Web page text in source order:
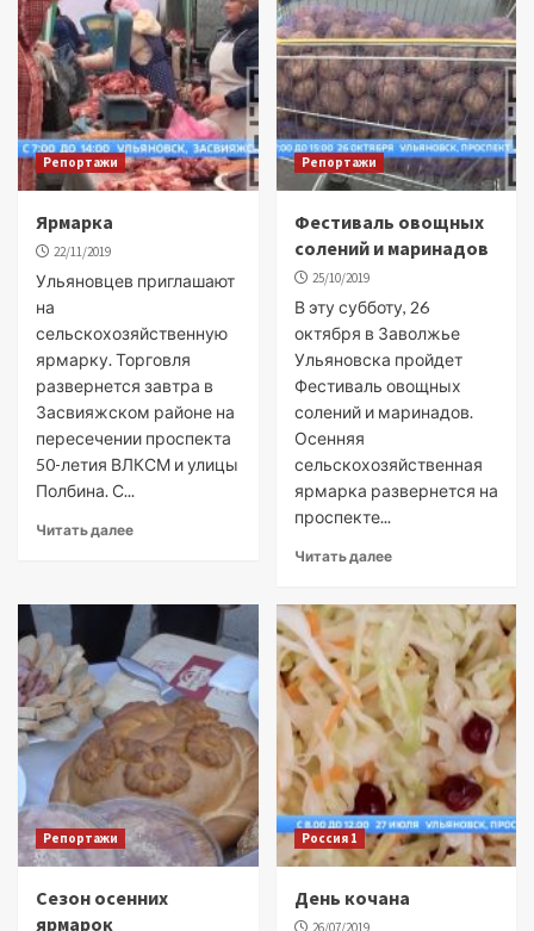
Репортажи
Ярмарка
22/11/2019
Ульяновцев приглашают
на
сельскохозяйственную
ярмарку. Торговля
развернется завтра в
Засвияжском районе на
пересечении проспекта
50-летия ВЛКСМ и улицы
Полбина. С...
Читать далее
Репортажи
Фестиваль овощных
солений и маринадов
25/10/2019
В эту субботу, 26
октября в Заволжье
Ульяновска пройдет
Фестиваль овощных
солений и маринадов.
Осенняя
сельскохозяйственная
ярмарка развернется на
проспекте...
Читать далее
Репортажи
Сезон осенних
ярмарок
Россия 1
День кочана
26/07/2019